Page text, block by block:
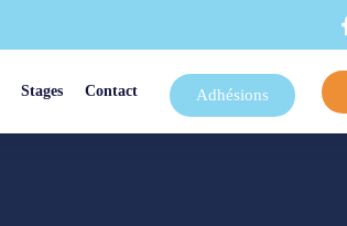
Stages Contact Adhésions